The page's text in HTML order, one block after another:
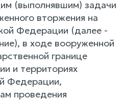
(выполнявшим) задачи
вторжения на
Федерации (далее -
в ходе вооруженной
границе
и территориях
Федерации,
проведения